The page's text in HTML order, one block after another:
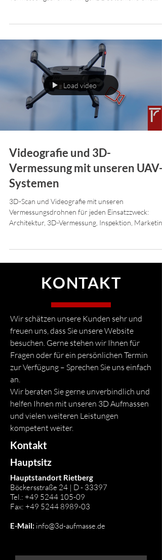
Load video
Videografie und 3D-
Vermessung mit unseren UAV-
Systemen
3D-Scan und Videografie mit unseren
Vermessungsdrohnen für jeden Einsatzzweck:
Architektur, 3D-Vermessung, Inspektion, Marketing
KONTAKT
Wir schätzen unsere Kunden sehr und
freuen uns, dass Sie unsere Website
besuchen. Gerne stehen wir Ihnen für
Fragen oder für ein persönlichen Termin
zur Verfügung – Sprechen Sie uns einfach
an.
Wir beraten Sie gerne unverbindlich und
helfen Ihnen mit unseren 3D Aufmassen
und vielen weiteren Leistungen
kompetent weiter.
Kontakt
Hauptsitz
Hauptstandort Rietberg
Böckersstraße 24 | D - 33397
Tel.: +49 5244 105-09
Fax: +49 5244 8989-03
E-Mail: info@3d-aufmasse.de